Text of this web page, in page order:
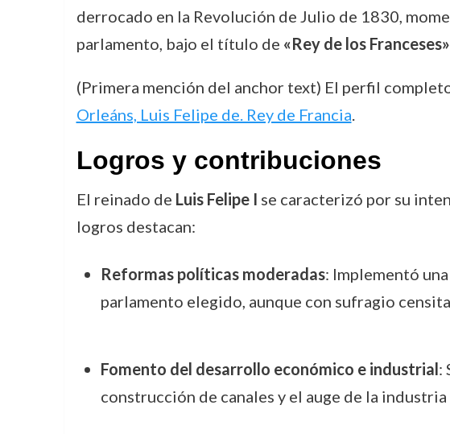
derrocado en la Revolución de Julio de 1830,
parlamento, bajo el título de «Rey de los Franceses»
(Primera mención del anchor text) El perfil
Orleáns, Luis Felipe de. Rey de Francia.
Logros y contribuciones
El reinado de Luis Felipe I se caracterizó por su
logros destacan:
Reformas políticas moderadas: Implementó
parlamento elegido, aunque con sufragio
Fomento del desarrollo económico e industrial:
construcción de canales y el auge de la